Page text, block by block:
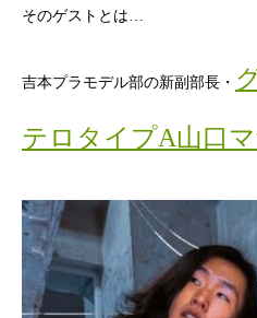
そのゲストとは…
吉本プラモデル部の新副部長・
テロタイプA山口マ